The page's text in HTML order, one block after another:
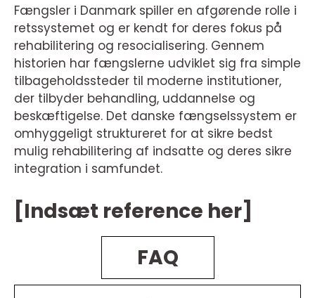
Fængsler i Danmark spiller en afgørende rolle i
retssystemet og er kendt for deres fokus på
rehabilitering og resocialisering. Gennem
historien har fængslerne udviklet sig fra simple
tilbageholdssteder til moderne institutioner,
der tilbyder behandling, uddannelse og
beskæftigelse. Det danske fængselssystem er
omhyggeligt struktureret for at sikre bedst
mulig rehabilitering af indsatte og deres sikre
integration i samfundet.
[Indsæt reference her]
FAQ